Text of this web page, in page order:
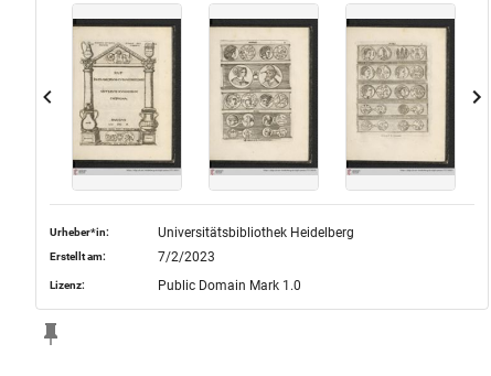
Urheber*in: Universitätsbibliothek Heidelberg
Erstellt am: 7/2/2023
Lizenz: Public Domain Mark 1.0